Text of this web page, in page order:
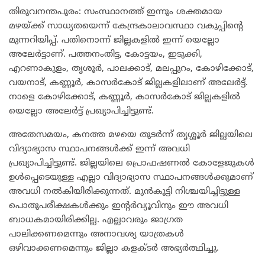
തിരുവനന്തപുരം: സംസ്ഥാനത്ത് ഇന്നും ശക്തമായ
മഴയ്ക്ക് സാധ്യതയെന്ന് കേന്ദ്രകാലാവസ്ഥാ വകുപ്പിന്റെ
മുന്നറിയിപ്പ്. പതിനൊന്ന് ജില്ലകളിൽ ഇന്ന് യെല്ലോ
അലേർട്ടാണ്. പത്തനംതിട്ട, കോട്ടയം, ഇടുക്കി,
എറണാകുളം, തൃശൂർ, പാലക്കാട്, മലപ്പുറം, കോഴിക്കോട്,
വയനാട്, കണ്ണൂർ, കാസർകോട് ജില്ലകളിലാണ് അലേർട്ട്.
നാളെ കോഴിക്കോട്, കണ്ണൂർ, കാസർകോട് ജില്ലകളിൽ
യെല്ലോ അലേർട്ട് പ്രഖ്യാപിച്ചിട്ടുണ്ട്.
അതേസമയം, കനത്ത മഴയെ തുടർന്ന് തൃശ്ശൂർ ജില്ലയിലെ
വിദ്യാഭ്യാസ സ്ഥാപനങ്ങൾക്ക് ഇന്ന് അവധി
പ്രഖ്യാപിച്ചിട്ടുണ്ട്. ജില്ലയിലെ പ്രൊഫഷണൽ കോളേജുകൾ
ഉൾപ്പെടെയുള്ള എല്ലാ വിദ്യാഭ്യാസ സ്ഥാപനങ്ങൾക്കുമാണ്
അവധി നൽകിയിരിക്കുന്നത്. മുൻകൂട്ടി നിശ്ചയിച്ചിട്ടുള്ള
പൊതുപരീക്ഷകൾക്കും ഇന്റർവ്യൂവിനും ഈ അവധി
ബാധകമായിരിക്കില്ല. എല്ലാവരും ജാഗ്രത
പാലിക്കണമെന്നും അനാവശ്യ യാത്രകൾ
ഒഴിവാക്കണമെന്നും ജില്ലാ കളക്ടർ അഭ്യർത്ഥിച്ചു.